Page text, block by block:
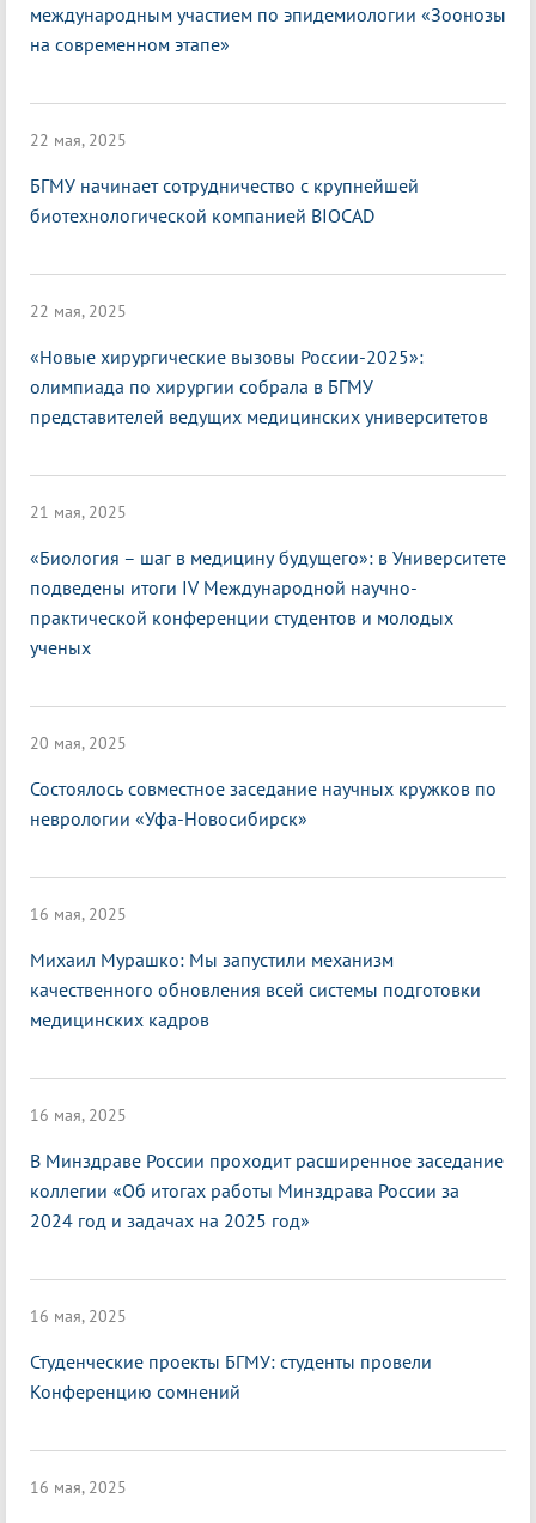
международным участием по эпидемиологии «Зоонозы
на современном этапе»
22 мая, 2025
БГМУ начинает сотрудничество с крупнейшей
биотехнологической компанией BIOCAD
22 мая, 2025
«Новые хирургические вызовы России-2025»:
олимпиада по хирургии собрала в БГМУ
представителей ведущих медицинских университетов
21 мая, 2025
«Биология – шаг в медицину будущего»: в Университете
подведены итоги IV Международной научно-
практической конференции студентов и молодых
ученых
20 мая, 2025
Состоялось совместное заседание научных кружков по
неврологии «Уфа-Новосибирск»
16 мая, 2025
Михаил Мурашко: Мы запустили механизм
качественного обновления всей системы подготовки
медицинских кадров
16 мая, 2025
В Минздраве России проходит расширенное заседание
коллегии «Об итогах работы Минздрава России за
2024 год и задачах на 2025 год»
16 мая, 2025
Студенческие проекты БГМУ: студенты провели
Конференцию сомнений
16 мая, 2025